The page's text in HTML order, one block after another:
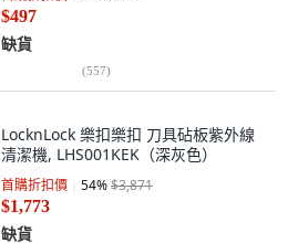
$497
缺貨
(557)
LocknLock 樂扣樂扣 刀具砧板紫外線
清潔機, LHS001KEK（深灰色）
首購折扣價 54%$3,871
$1,773
缺貨